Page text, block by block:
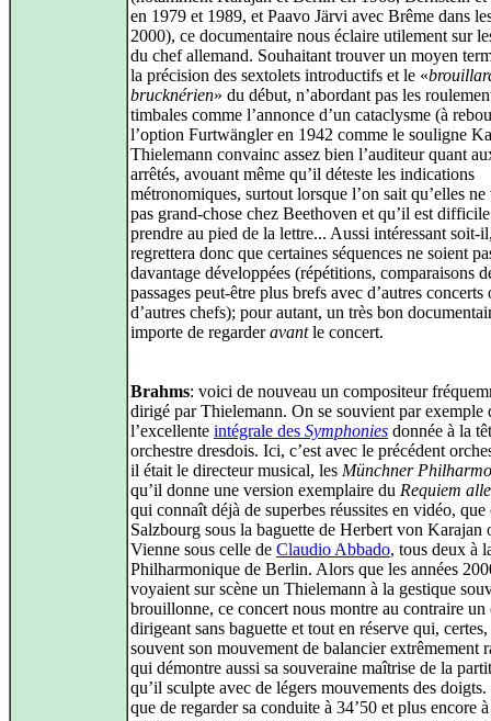
en 1979 et 1989, et Paavo Järvi avec Brême dans
2000), ce documentaire nous éclaire utilement sur
du chef allemand. Souhaitant trouver un moyen
la précision des sextolets introductifs et le «
brucknérien» du début, n’abordant pas les
timbales comme l’annonce d’un cataclysme (à
l’option Furtwängler en 1942 comme le souligne
Thielemann convainc assez bien l’auditeur quant
arrêtés, avouant même qu’il déteste les indications
métronomiques, surtout lorsque l’on sait qu’elles ne
pas grand-chose chez Beethoven et qu’il est
prendre au pied de la lettre... Aussi intéressant soit-
regrettera donc que certaines séquences ne soient
davantage développées (répétitions, comparaisons
passages peut-être plus brefs avec d’autres concerts
d’autres chefs); pour autant, un très bon
importe de regarderavantle concert.
Brahms: voici de nouveau un compositeur
dirigé par Thielemann. On se souvient par exemple
l’excellente intégrale des Symphonies donnée à la
orchestre dresdois. Ici, c’est avec le précédent
il était le directeur musical, les Münchner
qu’il donne une version exemplaire du Requiem
qui connaît déjà de superbes réussites en vidéo, que
Salzbourg sous la baguette de Herbert von Karajan
Vienne sous celle de Claudio Abbado, tous deux à
Philharmonique de Berlin. Alors que les années
voyaient sur scène un Thielemann à la gestique
brouillonne, ce concert nous montre au contraire un
dirigeant sans baguette et tout en réserve qui,
souvent son mouvement de balancier extrêmement
qui démontre aussi sa souveraine maîtrise de la
qu’il sculpte avec de légers mouvements des doigts.
que de regarder sa conduite à 34’50 et plus encore